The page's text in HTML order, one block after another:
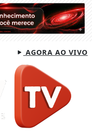
AGORA AO VIVO